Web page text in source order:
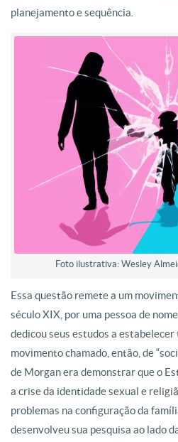
planejamento e sequência.
Foto ilustrativa: Wesley
Essa questão remete a um
século XIX, por uma pessoa de
dedicou seus estudos a
movimento chamado, então, de
de Morgan era demonstrar que o
a crise da identidade sexual e
problemas na configuração da
desenvolveu sua pesquisa ao lado